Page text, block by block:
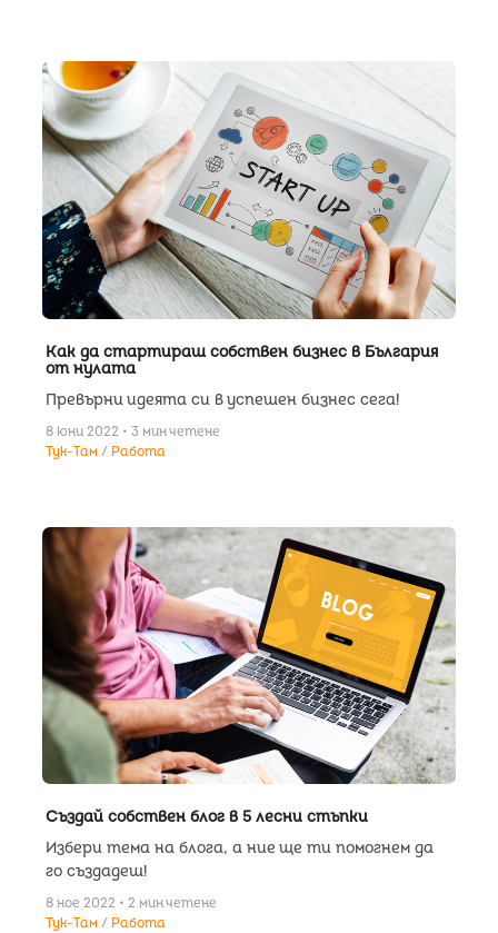
Как да стартираш собствен бизнес в България
от нулата
Превърни идеята си в успешен бизнес сега!
8 юни 2022 • 3 мин четене
Тук-Там
Работа
Създай собствен блог в 5 лесни стъпки
Избери тема на блога, а ние ще ти помогнем да
го създадеш!
8 ное 2022 • 2 мин четене
Тук-Там
Работа